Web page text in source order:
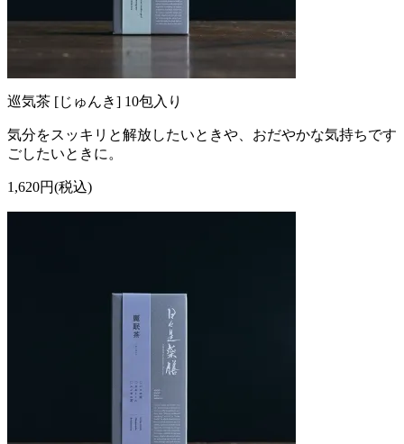
巡気茶 [じゅんき] 10包入り
気分をスッキリと解放したいときや、おだやかな気持ちです
ごしたいときに。
1,620円(税込)